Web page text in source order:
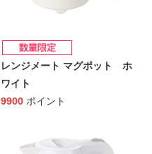
レンジメート マグポット ホ
ワイト
9900 ポイント